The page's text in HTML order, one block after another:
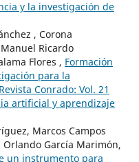
y la investigación de
, Corona
Ricardo
Flores , Formación
para la
Revista Conrado: Vol. 21
artificial y aprendizaje
Marcos Campos
García Marimón,
un instrumento para